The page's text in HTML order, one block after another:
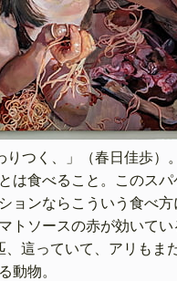
りつく、」（春日佳歩）
は食べること。このスパ
ョンならこういう食べ
トソースの赤が効いてい
、這っていて、アリもま
動物。